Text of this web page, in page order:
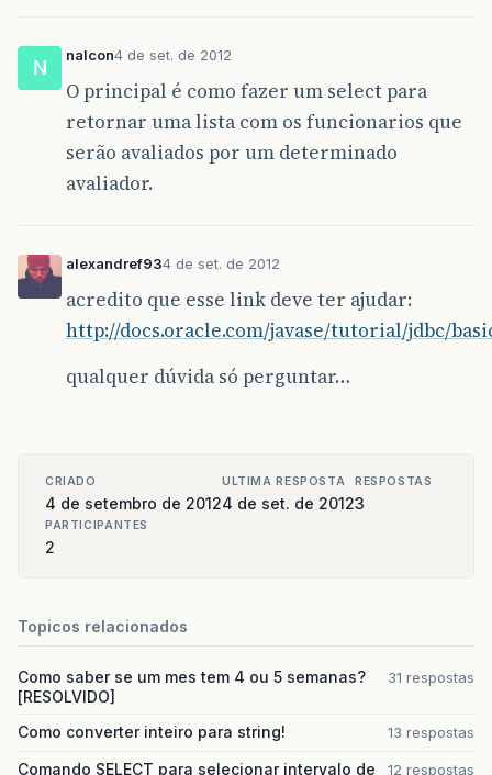
N
nalcon4 de set. de 2012
O principal é como fazer um select para
retornar uma lista com os funcionarios que
serão avaliados por um determinado
avaliador.
alexandref934 de set. de 2012
acredito que esse link deve ter ajudar:
http://docs.oracle.com/javase/tutorial/jdbc/
qualquer dúvida só perguntar…
CRIADO
4 de setembro de 2012
ULTIMA RESPOSTA
4 de set. de 2012
RESPOSTAS
3
PARTICIPANTES
2
Topicos relacionados
Como saber se um mes tem 4 ou 5 semanas?
[RESOLVIDO]
31 respostas
Como converter inteiro para string! 13 respostas
Comando SELECT para selecionar intervalo de 12 respostas